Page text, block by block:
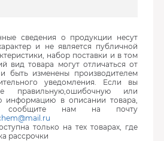
сведения о продукции несут
и не является публичной
набор поставки и в том
вид товара могут отличаться от
быть изменены производителем
уведомления. Если вы
правильную,ошибочную или
информацию в описании товара,
сообщите нам на почту
только на тех товарах, где
рассрочки